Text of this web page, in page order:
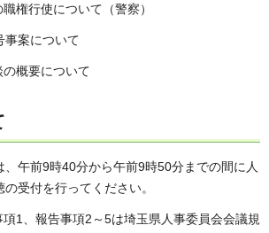
権行使について（警察）
事案について
概要について
午前9時40分から午前9時50分までの間に人
受付を行ってください。
1、報告事項2～5は埼玉県人事委員会会議規